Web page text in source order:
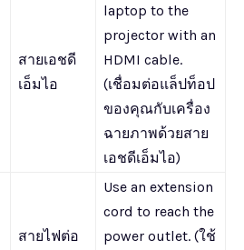
สายเอชดี
เอ็มไอ
laptop to the
projector with an
HDMI cable.
(เชื่อมต่อแล็ปท็อป
ของคุณกับเครื่อง
ฉายภาพด้วยสาย
เอชดีเอ็มไอ)
สายไฟต่อ
Use an extension
cord to reach the
power outlet. (ใช้